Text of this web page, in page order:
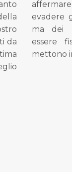
da
evadere
ma dei
essere
mettono